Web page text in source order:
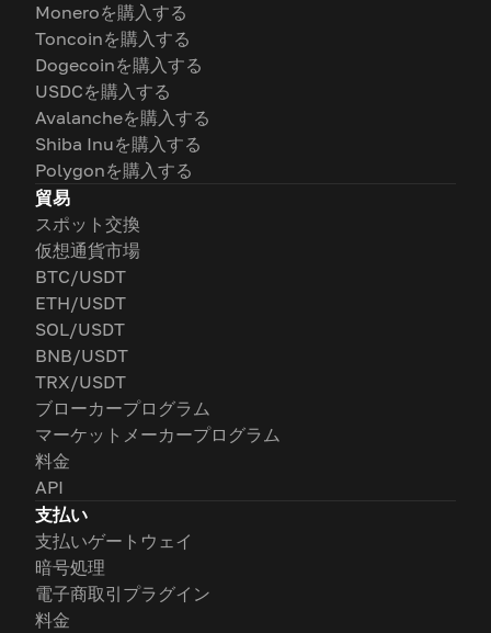
Moneroを購入する
Toncoinを購入する
Dogecoinを購入する
USDCを購入する
Avalancheを購入する
Shiba Inuを購入する
Polygonを購入する
貿易
スポット交換
仮想通貨市場
BTC/USDT
ETH/USDT
SOL/USDT
BNB/USDT
TRX/USDT
ブローカープログラム
マーケットメーカープログラム
料金
API
支払い
支払いゲートウェイ
暗号処理
電子商取引プラグイン
料金